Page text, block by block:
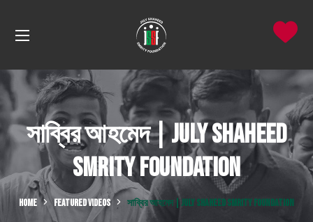
সাব্বির আহমেদ | July Shaheed
Smrity Foundation
HOME FEATURED VIDEOS সাব্বির আহমেদ | JULY SHAHEED SMRITY FOUNDATION